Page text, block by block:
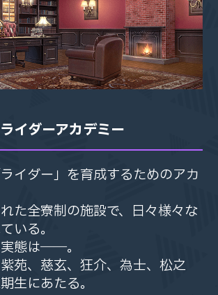
ライダーアカデミー
イダー」を育成するためのアカ
た全寮制の施設で、 日々様々な
いる。
態は――。
苑、慈玄、狂介、為士、松之
生にあたる。
イダー」を育成するためのアカ
た全寮制の施設で、 日々様々な
いる。
態は――。
苑、慈玄、狂介、為士、松之
生にあたる。